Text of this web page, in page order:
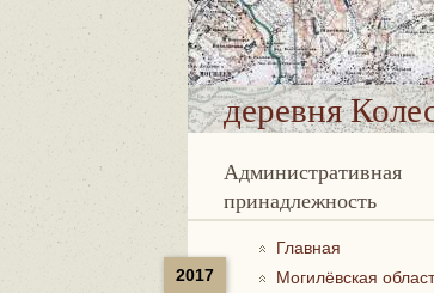
деревня
Административная
принадлежность
2017
Главная
Могилёвская